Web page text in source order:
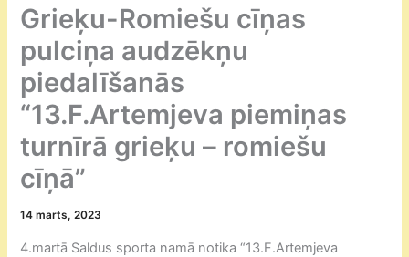
Grieķu-Romiešu cīņas
pulciņa audzēkņu
piedalīšanās
“13.F.Artemjeva piemiņas
turnīrā grieķu – romiešu
cīņā”
14 marts, 2023
4.martā Saldus sporta namā notika “13.F.Artemjeva